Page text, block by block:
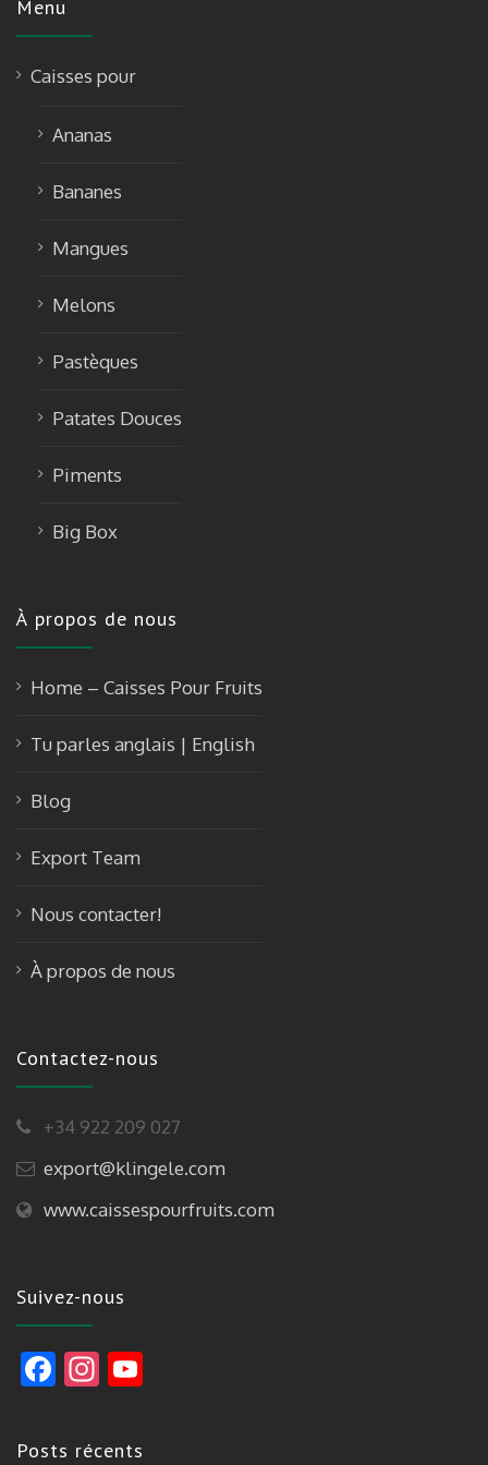
Menu
Caisses pour
Ananas
Bananes
Mangues
Melons
Pastèques
Patates Douces
Piments
Big Box
À propos de nous
Home – Caisses Pour Fruits
Tu parles anglais | English
Blog
Export Team
Nous contacter!
À propos de nous
Contactez-nous
+34 922 209 027
export@klingele.com
www.caissespourfruits.com
Suivez-nous
F
e
In
a
Posts récents